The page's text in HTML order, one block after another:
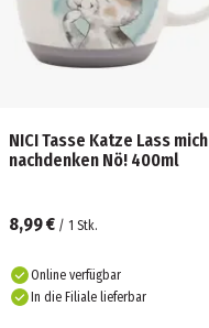
NICI Tasse Katze Lass mich
nachdenken Nö! 400ml
8,99 € / 1 Stk.
Online verfügbar
In die Filiale lieferbar